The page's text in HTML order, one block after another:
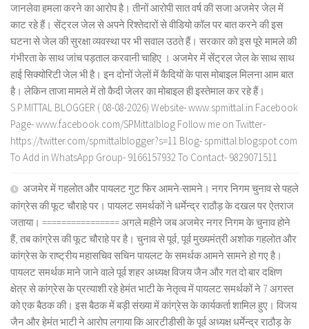
जानलेवा हमला करने का आरोप है। तीनों आरोपी सात वर्ष की सजा अजमेर जेल में
काट रहे हैं। सेंट्रल जेल से अपने रिश्तेदारों से वीडियो कॉल पर बात करने की इस
घटना से जेल की सुरक्षा व्यवस्था पर भी सवाल उठते हैं। सरकार को इस पूरे मामले की
गंभीरता के साथ जांच पड़ताल करवानी चाहिए । अजमेर में सेंट्रल जेल के साथ साथ
हाई सिक्योरिटी जेल भी है। इन दोनों जेलों में कैदियों के पास मोबाइल मिलना आम बात
है। लेकिन ताजा मामले में तो कैदी जेलर का मोबाइल ही इस्तेमाल कर रहे हैं।
S.P.MITTAL BLOGGER ( 08-08-2026) Website- www.spmittal.in Facebook
Page- www.facebook.com/SPMittalblog Follow me on Twitter-
https://twitter.com/spmittalblogger?s=11 Blog- spmittal.blogspot.com
To Add in WhatsApp Group- 9166157932 To Contact- 9829071511
अजमेर में गहलोत और पायलट गुट फिर आमने-सामने। नगर निगम चुनाव से पहले
कांग्रेस की फूट चौराहे पर। पायलट समर्थकों ने धर्मेन्द्र राठौड़ के दखल पर ऐतराज
जताया। ================ अगले महीने जब अजमेर नगर निगम के चुनाव होने
हैं, तब कांग्रेस की फूट चौराहे पर है। चुनाव से पूर्व, पूर्व मुख्यमंत्री अशोक गहलोत और
कांग्रेस के राष्ट्रीय महासचिव सचिन पायलट के समर्थक आमने सामने हो गए है।
पायलट समर्थक माने जाने वाले पूर्व शहर अध्यक्ष विजय जैन और गत दो बार दक्षिण
क्षेत्र से कांग्रेस के प्रत्याशी रहे हेमंत भाटी के नेतृत्व में पायलट समर्थकों ने 7 अगस्त
को एक बैठक की। इस बैठक में बड़ी संख्या में कांग्रेस के कार्यकर्ता शामिल हुए। विजय
जैन और हेमंत भाटी ने आरोप लगाया कि आरटीडीसी के पूर्व अध्यक्ष धर्मेन्द्र राठौड़ के